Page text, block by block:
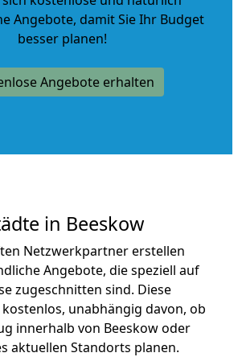
Angebote, damit Sie Ihr Budget
besser planen!
Angebote erhalten
in Beeskow
Netzwerkpartner erstellen
Angebote, die speziell auf
zugeschnitten sind. Diese
unabhängig davon, ob
innerhalb von Beeskow oder
aktuellen Standorts planen.